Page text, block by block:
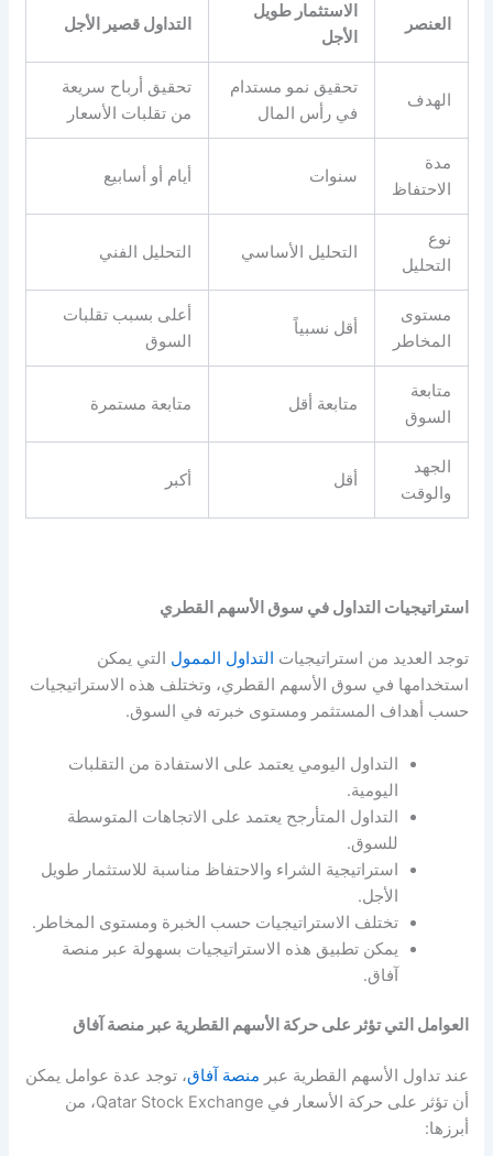
العنصر
الاستثمار طويل
الأجل
التداول قصير الأجل
الهدف
تحقيق نمو مستدام
في رأس المال
تحقيق أرباح سريعة
من تقلبات الأسعار
مدة
الاحتفاظ
سنوات أيام أو أسابيع
نوع
التحليل
التحليل الأساسي التحليل الفني
مستوى
المخاطر
أقل نسبياً
أعلى بسبب تقلبات
السوق
متابعة
السوق
متابعة أقل متابعة مستمرة
الجهد
والوقت
أقل أكبر
استراتيجيات التداول في سوق الأسهم القطري
توجد العديد من استراتيجيات التداول الممول التي يمكن
استخدامها في سوق الأسهم القطري، وتختلف هذه الاستراتيجيات
حسب أهداف المستثمر ومستوى خبرته في السوق.
التداول اليومي يعتمد على الاستفادة من التقلبات
اليومية.
التداول المتأرجح يعتمد على الاتجاهات المتوسطة
للسوق.
استراتيجية الشراء والاحتفاظ مناسبة للاستثمار طويل
الأجل.
تختلف الاستراتيجيات حسب الخبرة ومستوى المخاطر.
يمكن تطبيق هذه الاستراتيجيات بسهولة عبر منصة
آفاق.
العوامل التي تؤثر على حركة الأسهم القطرية عبر منصة آفاق
عند تداول الأسهم القطرية عبر منصة آفاق، توجد عدة عوامل يمكن
أن تؤثر على حركة الأسعار في Qatar Stock Exchange، من
أبرزها: